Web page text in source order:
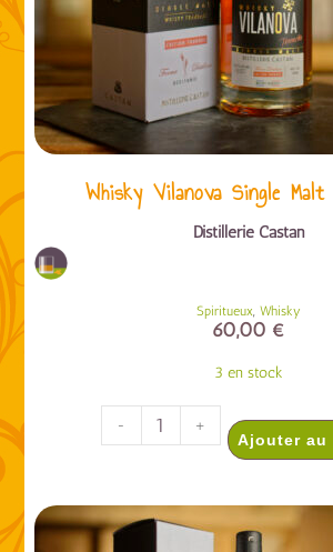
Whisky Vilanova Single
Distillerie Castan
Spiritueux, Whisky
60,00 €
3 en stock
- +
Ajouter au